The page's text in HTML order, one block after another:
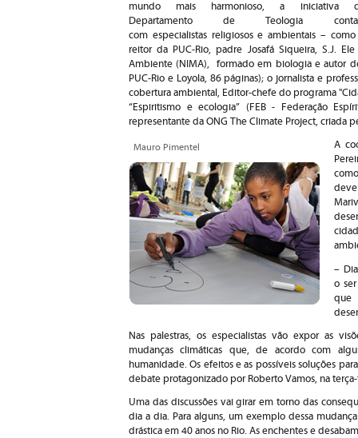
mundo mais harmonioso, a iniciativa
Departamento de Teologia
com especialistas religiosos e ambientais –
reitor da PUC-Rio, padre Josafá Siqueira, S.J.
Ambiente (NIMA), formado em biologia e autor
PUC-Rio e Loyola, 86 páginas); o jornalista e
cobertura ambiental, Editor-chefe do programa
“Espiritismo e ecologia” (FEB - Federação
representante da ONG The Climate Project, criada
Mauro Pimentel
A
–
o
que
Nas palestras, os especialistas vão expor as
mudanças climáticas que, de acordo com
humanidade. Os efeitos e as possíveis soluções
debate protagonizado por Roberto Vamos, na
Uma das discussões vai girar em torno das
dia a dia. Para alguns, um exemplo dessa
drástica em 40 anos no Rio. As enchentes e